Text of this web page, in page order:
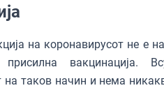
на коронавирусот не е
вакцинација.
на таков начин и нема